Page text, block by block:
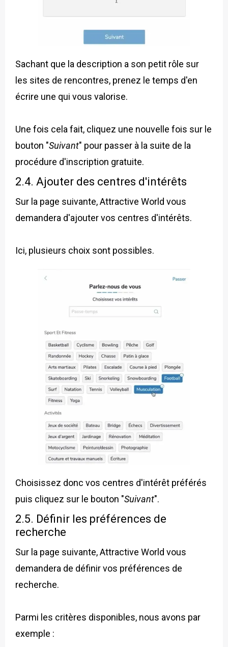
Sachant que la description a son petit rôle sur
les sites de rencontres, prenez le temps d'en
écrire une qui vous valorise.
Une fois cela fait, cliquez une nouvelle fois sur le
bouton "Suivant" pour passer à la suite de la
procédure d'inscription gratuite.
2.4. Ajouter des centres d'intérêts
Sur la page suivante, Attractive World vous
demandera d'ajouter vos centres d'intérêts.
Ici, plusieurs choix sont possibles.
Choisissez donc vos centres d'intérêt préférés
puis cliquez sur le bouton "Suivant".
2.5. Définir les préférences de
recherche
Sur la page suivante, Attractive World vous
demandera de définir vos préférences de
recherche.
Parmi les critères disponibles, nous avons par
exemple :